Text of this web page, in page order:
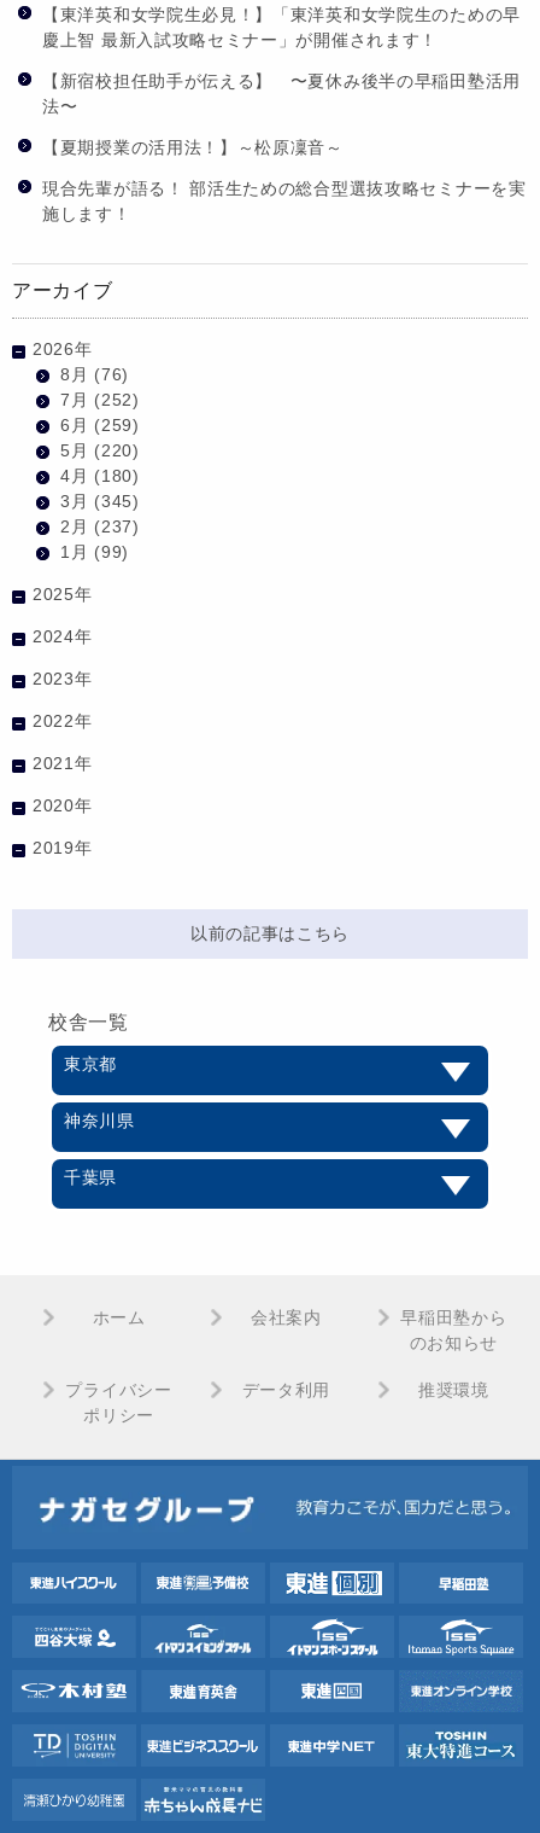
【東洋英和女学院生必見！】「東洋英和女学院生のための早
慶上智 最新入試攻略セミナー」が開催されます！
【新宿校担任助手が伝える】 〜夏休み後半の早稲田塾活用
法〜
【夏期授業の活用法！】～松原凜音～
現合先輩が語る！ 部活生ための総合型選抜攻略セミナーを実
施します！
アーカイブ
2026年
8月 (76)
7月 (252)
6月 (259)
5月 (220)
4月 (180)
3月 (345)
2月 (237)
1月 (99)
2025年
2024年
2023年
2022年
2021年
2020年
2019年
以前の記事はこちら
校舎一覧
東京都
神奈川県
千葉県
ホーム 会社案内
早稲田塾から
のお知らせ
プライバシー
ポリシー
データ利用 推奨環境